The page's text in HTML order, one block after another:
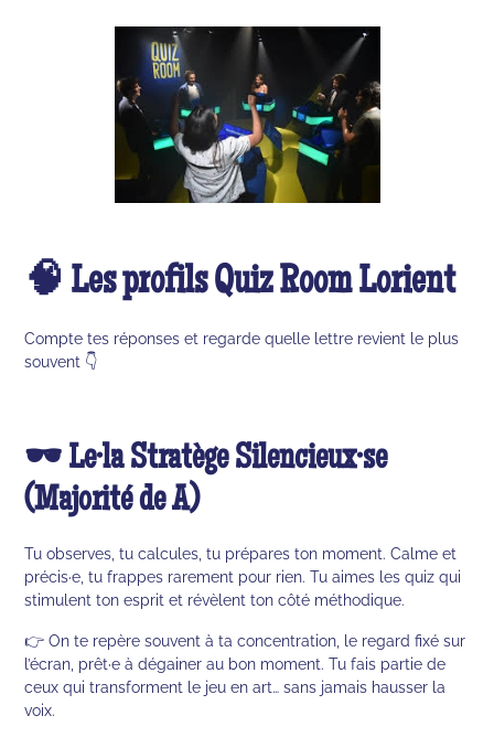
🧠 Les profils Quiz Room Lorient
Compte tes réponses et regarde quelle lettre revient le plus
souvent 👇
🕶️ Le·la Stratège Silencieux·se
(Majorité de A)
Tu observes, tu calcules, tu prépares ton moment. Calme et
précis·e, tu frappes rarement pour rien. Tu aimes les quiz qui
stimulent ton esprit et révèlent ton côté méthodique.
👉 On te repère souvent à ta concentration, le regard fixé sur
l’écran, prêt·e à dégainer au bon moment. Tu fais partie de
ceux qui transforment le jeu en art… sans jamais hausser la
voix.